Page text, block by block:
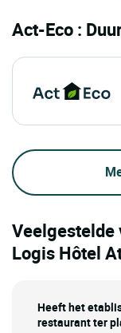
Act-Eco :
Veelgestelde
Logis Hôtel
Heeft het
restaurant ter